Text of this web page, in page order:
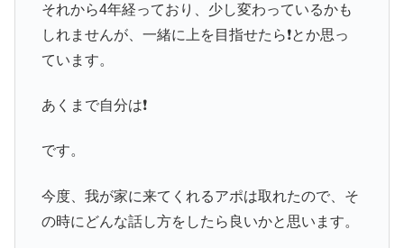
それから4年経っており、少し変わっているかも
しれませんが、一緒に上を目指せたら❗️とか思っ
ています。
あくまで自分は❗️
です。
今度、我が家に来てくれるアポは取れたので、そ
の時にどんな話し方をしたら良いかと思います。